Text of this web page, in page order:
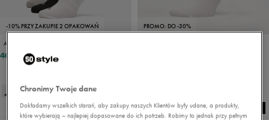
-10% PRZY ZAKUPIE 2 OPAKOWAŃ
ADIDAS SKARPETY T SPW LOW 3P
40,49 zł
PROMO: DO -30%
Chronimy Twoje dane
Dokładamy wszelkich starań, aby zakupy naszych Klientów były udane, a produkty,
które wybierają – najlepiej dopasowane do ich potrzeb. Robimy to jednak przy pełnym